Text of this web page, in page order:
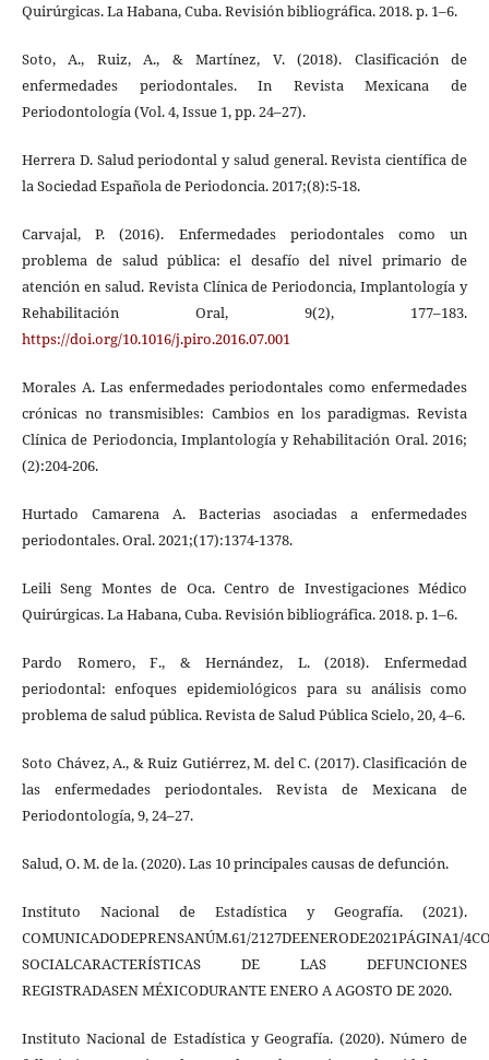
Quirúrgicas. La Habana, Cuba. Revisión bibliográfica. 2018. p. 1–6.
Soto, A., Ruiz, A., & Martínez, V. (2018). Clasificación de
enfermedades periodontales. In Revista Mexicana de
Periodontología (Vol. 4, Issue 1, pp. 24–27).
Herrera D. Salud periodontal y salud general. Revista científica de
la Sociedad Española de Periodoncia. 2017;(8):5-18.
Carvajal, P. (2016). Enfermedades periodontales como un
problema de salud pública: el desafío del nivel primario de
atención en salud. Revista Clínica de Periodoncia, Implantología y
Rehabilitación Oral, 9(2), 177–183.
https://doi.org/10.1016/j.piro.2016.07.001
Morales A. Las enfermedades periodontales como enfermedades
crónicas no transmisibles: Cambios en los paradigmas. Revista
Clínica de Periodoncia, Implantología y Rehabilitación Oral. 2016;
(2):204-206.
Hurtado Camarena A. Bacterias asociadas a enfermedades
periodontales. Oral. 2021;(17):1374-1378.
Leili Seng Montes de Oca. Centro de Investigaciones Médico
Quirúrgicas. La Habana, Cuba. Revisión bibliográfica. 2018. p. 1–6.
Pardo Romero, F., & Hernández, L. (2018). Enfermedad
periodontal: enfoques epidemiológicos para su análisis como
problema de salud pública. Revista de Salud Pública Scielo, 20, 4–6.
Soto Chávez, A., & Ruiz Gutiérrez, M. del C. (2017). Clasificación de
las enfermedades periodontales. Revista de Mexicana de
Periodontología, 9, 24–27.
Salud, O. M. de la. (2020). Las 10 principales causas de defunción.
Instituto Nacional de Estadística y Geografía. (2021).
COMUNICADODEPRENSANÚM.61/2127DEENERODE2021PÁGINA1/
SOCIALCARACTERÍSTICAS DE LAS DEFUNCIONES
REGISTRADASEN MÉXICODURANTE ENERO A AGOSTO DE 2020.
Instituto Nacional de Estadística y Geografía. (2020). Número de